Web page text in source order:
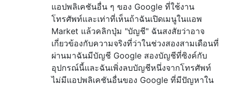
แอปพลิเคชันอื่น ๆ ของ Google ที่ใช้งาน
โทรศัพท์และเท่าที่เห็นถ้าฉันเปิดเมนูในแอพ
Market แล้วคลิกปุ่ม "บัญชี" ฉันสงสัยว่าอาจ
เกี่ยวข้องกับความจริงที่ว่าในช่วงสองสามเดือนที่
ผ่านมาฉันมีบัญชี Google สองบัญชีที่ซิงค์กับ
อุปกรณ์นี้และฉันเพิ่งลบบัญชีหนึ่งจากโทรศัพท์
ไม่มีแอปพลิเคชันอื่นของ Google ที่มีปัญหาใน